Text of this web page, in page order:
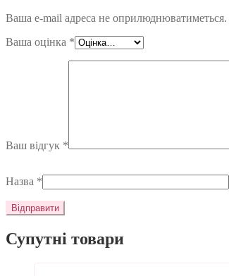
Ваша e-mail адреса не оприлюднюватиметься.
Ваша оцінка *
Ваш відгук *
Назва *
Супутні товари